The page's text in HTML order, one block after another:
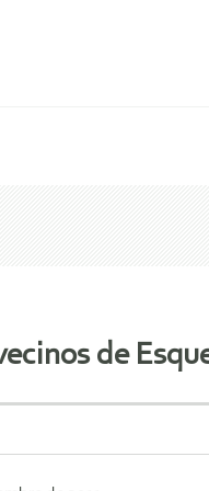
de